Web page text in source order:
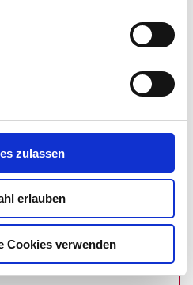
zulassen
erlauben
Cookies verwenden